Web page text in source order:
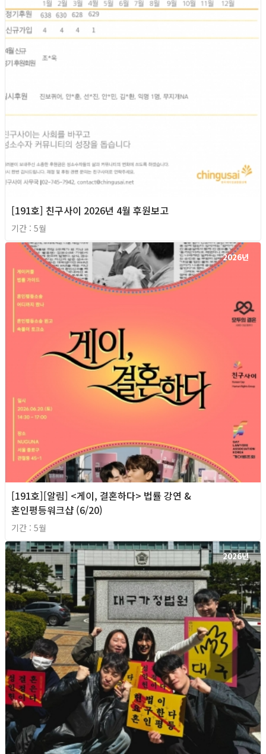
[191호] 친구사이 2026년 4월 후원보고
기간 : 5월
2026년
[191호][알림] <게이, 결혼하다> 법률 강연 &
혼인평등워크샵 (6/20)
기간 : 5월
2026년